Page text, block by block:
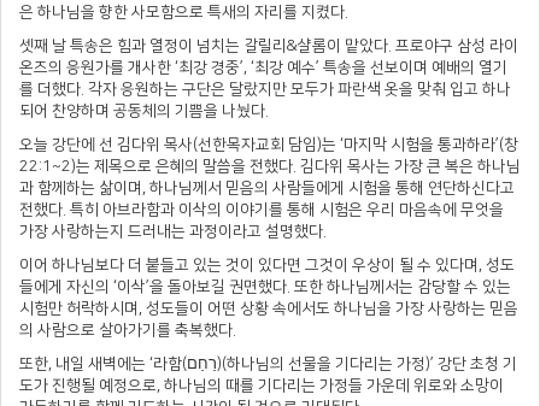
은 하나님을 향한 사모함으로 특새의 자리를 지켰다.
셋째 날 특송은 힘과 열정이 넘치는 갈릴리&샬롬이 맡았다. 프로야구 삼성 라이
온즈의 응원가를 개사한 ‘최강 경중’, ‘최강 예수’ 특송을 선보이며 예배의 열기
를 더했다. 각자 응원하는 구단은 달랐지만 모두가 파란색 옷을 맞춰 입고 하나
되어 찬양하며 공동체의 기쁨을 나눴다.
오늘 강단에 선 김다위 목사(선한목자교회 담임)는 ‘마지막 시험을 통과하라’(창
22:1~2)는 제목으로 은혜의 말씀을 전했다. 김다위 목사는 가장 큰 복은 하나님
과 함께하는 삶이며, 하나님께서 믿음의 사람들에게 시험을 통해 연단하신다고
전했다. 특히 아브라함과 이삭의 이야기를 통해 시험은 우리 마음속에 무엇을
가장 사랑하는지 드러내는 과정이라고 설명했다.
이어 하나님보다 더 붙들고 있는 것이 있다면 그것이 우상이 될 수 있다며, 성도
들에게 자신의 ‘이삭’을 돌아보길 권면했다. 또한 하나님께서는 감당할 수 있는
시험만 허락하시며, 성도들이 어떤 상황 속에서도 하나님을 가장 사랑하는 믿음
의 사람으로 살아가기를 축복했다.
또한, 내일 새벽에는 ‘라함(רַחַם)(하나님의 선물을 기다리는 가정)’ 강단 초청 기
도가 진행될 예정으로, 하나님의 때를 기다리는 가정들 가운데 위로와 소망이